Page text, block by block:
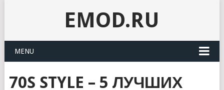
EMOD.RU
MENU
70S STYLE – 5 ЛУЧШИХ